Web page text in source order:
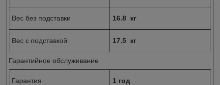
Вес без подставки 16.8 кг
Вес с подставкой 17.5 кг
Гарантийное обслуживание
Гарантия 1 год